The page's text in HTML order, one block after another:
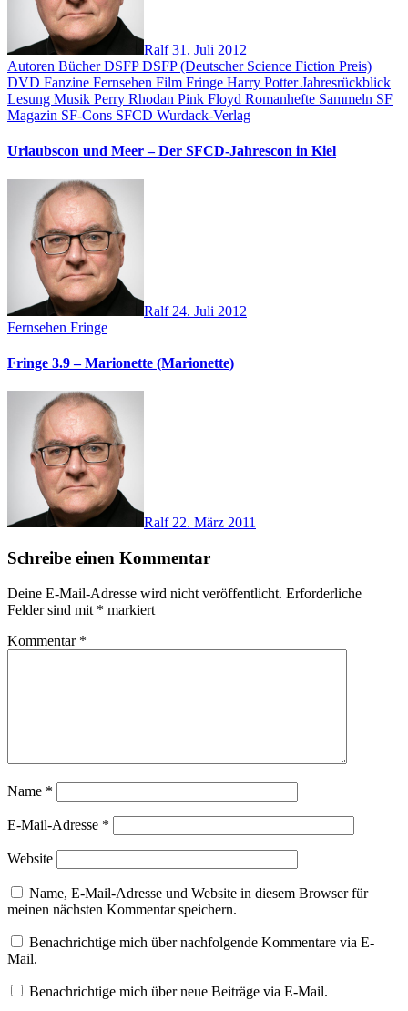
Ralf31. Juli 2012
Autoren BücherDSFPDSFP (Deutscher Science Fiction Preis)
DVD Fanzine Fernsehen Film Fringe Harry PotterJahresrückblick
Lesung Musik Perry Rhodan Pink Floyd Romanhefte Sammeln SF
Magazin SF-Cons SFCD Wurdack-Verlag
Urlaubscon und Meer – Der SFCD-Jahrescon in Kiel
Ralf 24. Juli 2012
Fernsehen Fringe
Fringe 3.9 – Marionette (Marionette)
Ralf 22. März 2011
Schreibe einen Kommentar
Deine E-Mail-Adresse wird nicht veröffentlicht. Erforderliche
Felder sind mit * markiert
Kommentar *
Name *
E-Mail-Adresse *
Website
Name, E-Mail-Adresse und Website in diesem Browser für
meinen nächsten Kommentar speichern.
Benachrichtige mich über nachfolgende Kommentare via E-
Mail.
Benachrichtige mich über neue Beiträge via E-Mail.